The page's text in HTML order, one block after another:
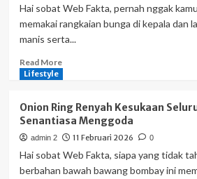
Bikin
Mata
Hai sobat Web Fakta, pernah nggak
memakai rangkaian bunga di kepala dan
manis serta...
Read MoreRead
Crown:
Aksesori
Bunga
Cantik
yang
Lifestyle
Onion Ring Renyah Kesukaan
Senantiasa Menggoda
admin 2 11 Februari 2026 0
Hai sobat Web Fakta, siapa yang tidak
berbahan bawah bawang bombay ini